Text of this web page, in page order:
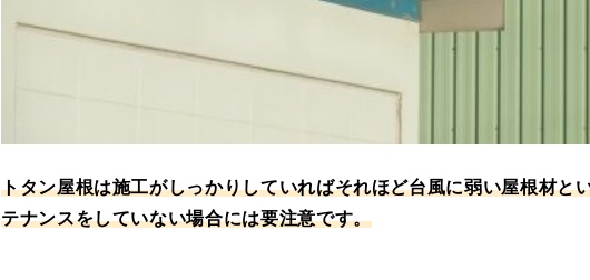
トタン屋根は施工がしっかりしていればそれほど台風に弱い屋根材と
テナンスをしていない場合には要注意です。